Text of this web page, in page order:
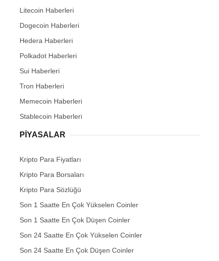
Litecoin Haberleri
Dogecoin Haberleri
Hedera Haberleri
Polkadot Haberleri
Sui Haberleri
Tron Haberleri
Memecoin Haberleri
Stablecoin Haberleri
PIYASALAR
Kripto Para Fiyatları
Kripto Para Borsaları
Kripto Para Sözlüğü
Son 1 Saatte En Çok Yükselen Coinler
Son 1 Saatte En Çok Düşen Coinler
Son 24 Saatte En Çok Yükselen Coinler
Son 24 Saatte En Çok Düşen Coinler